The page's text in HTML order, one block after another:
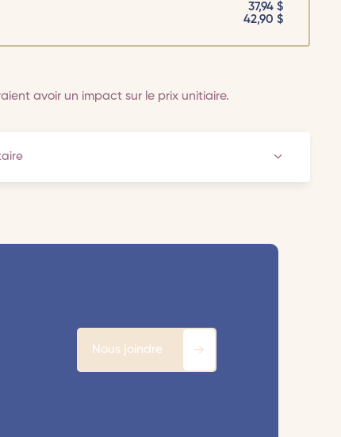
37,94 $
42,90 $
avoir un impact sur le prix unitiaire.
Nous joindre